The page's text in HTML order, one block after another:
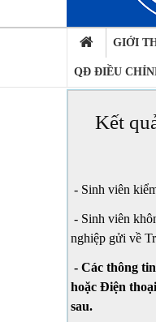
GIỚI
QĐ ĐIỀU
Kết
- Sinh viên
- Sinh viên
nghiệp gửi về
- Các thông
hoặc Điện
sau.